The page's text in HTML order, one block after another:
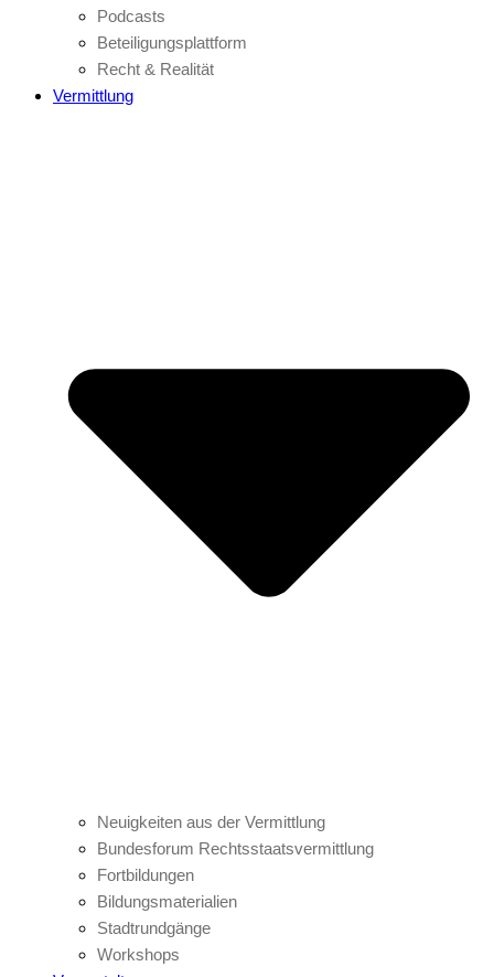
Podcasts
Beteiligungsplattform
Recht & Realität
Vermittlung
Neuigkeiten aus der Vermittlung
Bundesforum Rechtsstaatsvermittlung
Fortbildungen
Bildungsmaterialien
Stadtrundgänge
Workshops